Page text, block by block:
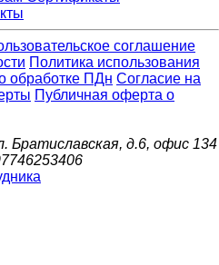
соглашение
Политика использования
обработке ПДн Cогласие на
Публичная оферта о
Братиславская, д.6, офис 134